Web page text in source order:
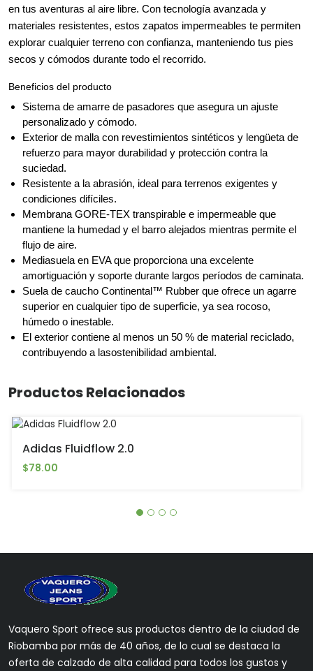
en tus aventuras al aire libre. Con tecnología avanzada y
materiales resistentes, estos zapatos impermeables te permiten
explorar cualquier terreno con confianza, manteniendo tus pies
secos y cómodos durante todo el recorrido.
Beneficios del producto
Sistema de amarre de pasadores que asegura un ajuste
personalizado y cómodo.
Exterior de malla con revestimientos sintéticos y lengüeta de
refuerzo para mayor durabilidad y protección contra la
suciedad.
Resistente a la abrasión, ideal para terrenos exigentes y
condiciones difíciles.
Membrana GORE-TEX transpirable e impermeable que
mantiene la humedad y el barro alejados mientras permite el
flujo de aire.
Mediasuela en EVA que proporciona una excelente
amortiguación y soporte durante largos períodos de caminata.
Suela de caucho Continental™ Rubber que ofrece un agarre
superior en cualquier tipo de superficie, ya sea rocoso,
húmedo o inestable.
El exterior contiene al menos un 50 % de material reciclado,
contribuyendo a lasostenibilidad ambiental.
Productos Relacionados
Adidas Fluidflow 2.0
$78.00
Vaquero Sport ofrece sus productos dentro de la ciudad de
Riobamba por más de 40 años, de lo cual se destaca la
oferta de calzado de alta calidad para todos los gustos y